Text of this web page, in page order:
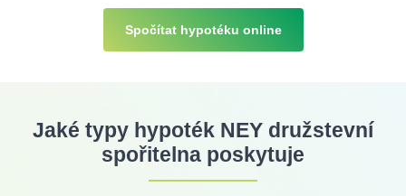
Spočítat hypotéku online
Jaké typy hypoték NEY družstevní
spořitelna poskytuje